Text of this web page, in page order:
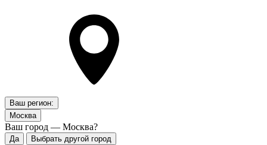
Ваш регион:
Москва
Ваш город — Москва?
Да Выбрать другой город